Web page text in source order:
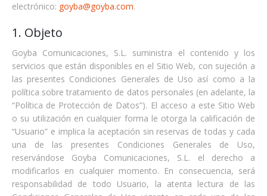
electrónico: goyba@goyba.com.
1. Objeto
Goyba Comunicaciones, S.L. suministra el contenido y los
servicios que están disponibles en el Sitio Web, con sujeción a
las presentes Condiciones Generales de Uso así como a la
política sobre tratamiento de datos personales (en adelante, la
“Política de Protección de Datos”). El acceso a este Sitio Web
o su utilización en cualquier forma le otorga la calificación de
“Usuario” e implica la aceptación sin reservas de todas y cada
una de las presentes Condiciones Generales de Uso,
reservándose Goyba Comunicaciones, S.L. el derecho a
modificarlos en cualquier momento. En consecuencia, será
responsabilidad de todo Usuario, la atenta lectura de las